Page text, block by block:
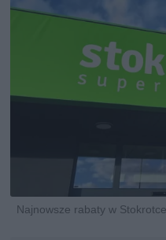
Najnowsze rabaty w